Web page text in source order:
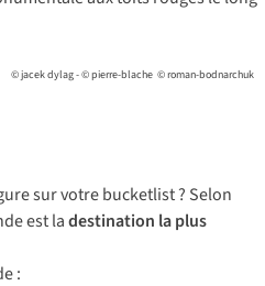
© jacek dylag - © pierre-blache © roman-bodnarchuk
sur votre bucketlist ? Selon
est ladestination la plus
: